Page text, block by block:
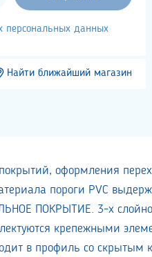
персональных данных
Найти ближайший магазин
оформления
пороги PVC
ПОКРЫТИЕ. 3-х
крепежными
в профиль со скрытым